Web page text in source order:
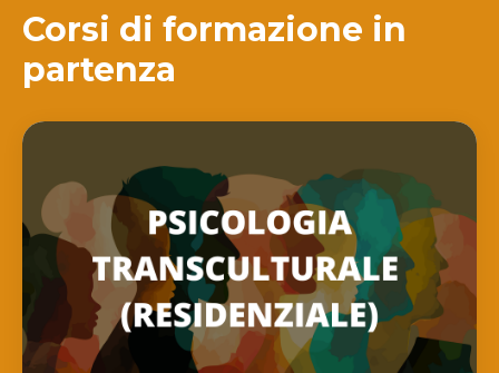
Corsi di formazione in
partenza